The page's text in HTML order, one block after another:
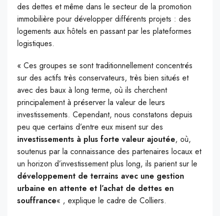
des dettes et même dans le secteur de la promotion
immobilière pour développer différents projets : des
logements aux hôtels en passant par les plateformes
logistiques.
« Ces groupes se sont traditionnellement concentrés
sur des actifs très conservateurs, très bien situés et
avec des baux à long terme, où ils cherchent
principalement à préserver la valeur de leurs
investissements. Cependant, nous constatons depuis
peu que certains d’entre eux misent sur des
investissements à plus forte valeur ajoutée, où,
soutenus par la connaissance des partenaires locaux et
un horizon d’investissement plus long, ils parient sur le
développement de terrains avec une gestion
urbaine en attente et l’achat de dettes en
souffrance« , explique le cadre de Colliers.